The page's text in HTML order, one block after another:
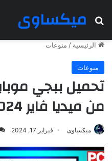
ميكساوى
بحث عن
الرئيسية / منوعات
منوعات
تحميل ببجي
من ميديا فاير 2024 لا تنتهي
ميكساوى فبراير 17, 2024